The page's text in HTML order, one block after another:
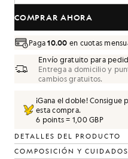
COMPRAR AHORA
Paga10.00 en cuotas
Envío gratuito para
Entrega a domicilio y
cambios gratuitos.
¡Gana el doble! Consigue
esta compra.
6 points = 1,00 GBP
DETALLES DEL PRODUCTO
COMPOSICIÓN Y CUIDADOS